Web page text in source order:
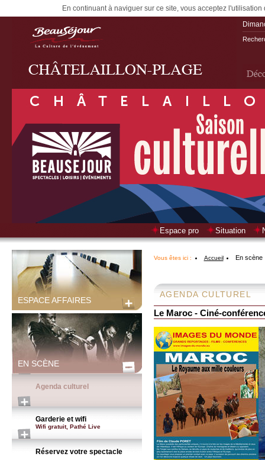
En continuant à naviguer sur ce site, vous acceptez
Espace pro Situation
ESPACE AFFAIRES
EN SCÈNE
Agenda culturel
Garderie et wifi
Wifi gratuit, Pathé Live
Réservez votre spectacle
Vous êtes ici : Accueil En scène
AGENDA CULTUREL
Le Maroc - Ciné-